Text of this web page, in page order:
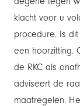
klacht voor u
procedure. Is
een hoorzitting.
de RKC als
adviseert de
maatregelen.